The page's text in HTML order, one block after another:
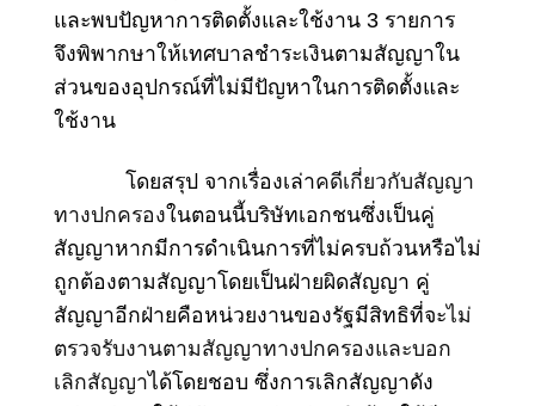
และพบปัญหาการติดตั้งและใช้งาน 3 รายการ
จึงพิพากษาให้เทศบาลชำระเงินตามสัญญาใน
ส่วนของอุปกรณ์ที่ไม่มีปัญหาในการติดตั้งและ
ใช้งาน
โดยสรุป จากเรื่องเล่าคดีเกี่ยวกับสัญญา
ทางปกครองในตอนนี้บริษัทเอกชนซึ่งเป็นคู่
สัญญาหากมีการดำเนินการที่ไม่ครบถ้วนหรือไม่
ถูกต้องตามสัญญาโดยเป็นฝ่ายผิดสัญญา คู่
สัญญาอีกฝ่ายคือหน่วยงานของรัฐมีสิทธิที่จะไม่
ตรวจรับงานตามสัญญาทางปกครองและบอก
เลิกสัญญาได้โดยชอบ ซึ่งการเลิกสัญญาดัง